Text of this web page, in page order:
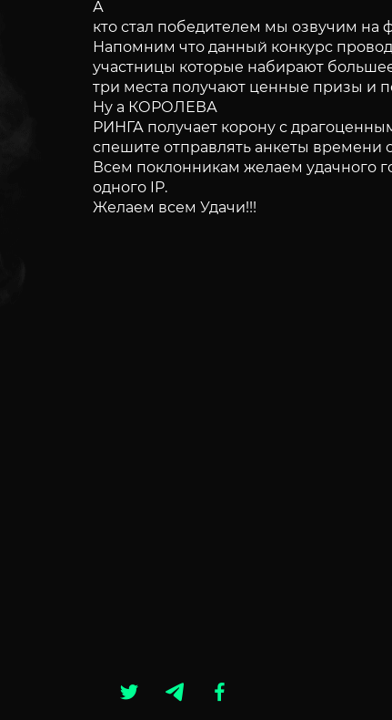
А
кто стал победителем мы озвучим на
Напомним что данный конкурс
участницы которые набирают
три места получают ценные призы и
Ну а КОРОЛЕВА
РИНГА получает корону с
спешите отправлять анкеты времени
Всем поклонникам желаем удачного
одного IP.
Желаем всем Удачи!!!